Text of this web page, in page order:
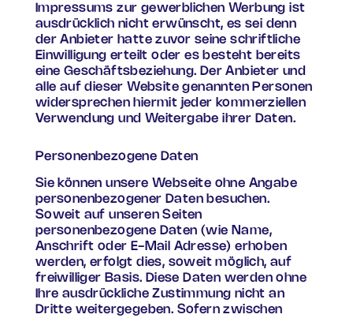
Impressums zur gewerblichen Werbung ist
ausdrücklich nicht erwünscht, es sei denn
der Anbieter hatte zuvor seine schriftliche
Einwilligung erteilt oder es besteht bereits
eine Geschäftsbeziehung. Der Anbieter und
alle auf dieser Website genannten Personen
widersprechen hiermit jeder kommerziellen
Verwendung und Weitergabe ihrer Daten.
Personenbezogene Daten
Sie können unsere Webseite ohne Angabe
personenbezogener Daten besuchen.
Soweit auf unseren Seiten
personenbezogene Daten (wie Name,
Anschrift oder E-Mail Adresse) erhoben
werden, erfolgt dies, soweit möglich, auf
freiwilliger Basis. Diese Daten werden ohne
Ihre ausdrückliche Zustimmung nicht an
Dritte weitergegeben. Sofern zwischen